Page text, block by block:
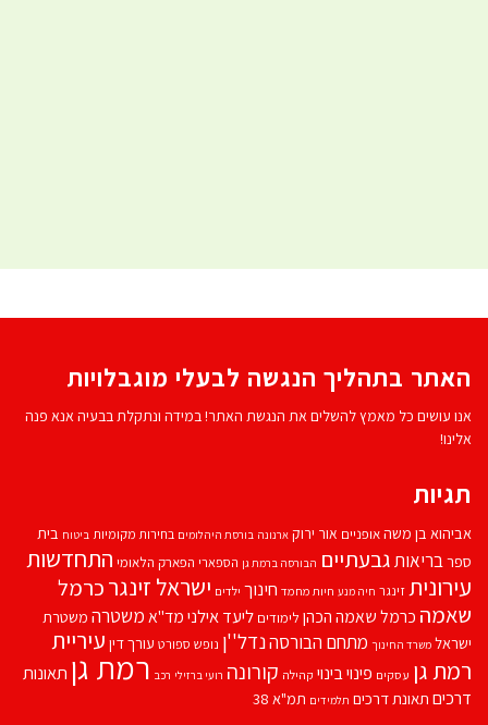
האתר בתהליך הנגשה לבעלי מוגבלויות
אנו עושים כל מאמץ להשלים את הנגשת האתר! במידה ונתקלת בבעיה אנא פנה
אלינו!
תגיות
אביהוא בן משהאופניים אור ירוק ארנונה בורסת היהלומים בחירות מקומיות ביטוח בית
ספרבריאותגבעתיים הבורסה ברמת גן הספארי הפארק הלאומי התחדשות
עירוניתזינגר חיה מנע חיות מחמד חינוך ילדים ישראל זינגרכרמל
שאמה כרמל שאמה הכהן לימודים ליעד אילנימד''אמשטרה משטרת
ישראל משרד החינוך מתחם הבורסהנדל''ן נופש ספורט עורך דין עיריית
רמת גן עסקים פינוי בינוי קהילה קורונה רועי ברזילי רכב רמת גן תאונות
דרכים תאונת דרכים תלמידים תמ"א 38